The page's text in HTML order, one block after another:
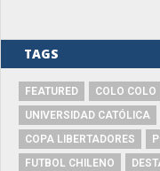
TAGS
FEATURED COLO COLO
UNIVERSIDAD CATÓLICA
COPA LIBERTADORES
FUTBOL CHILENO